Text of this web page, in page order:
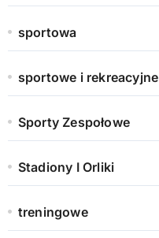
sportowa
sportowe i rekreacyjne
Sporty Zespołowe
Stadiony I Orliki
treningowe